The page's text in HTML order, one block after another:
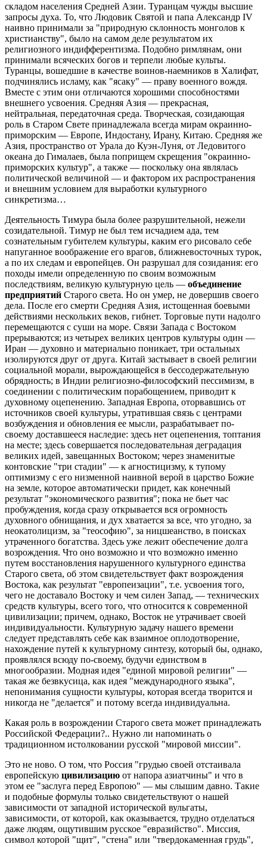
складом населения Средней Азии. Туранцам чужды высшие
запросы духа. То, что Людовик Святой и папа Александр IV
наивно принимали за "природную склонность монголов к
христианству", было на самом деле результатом их
религиозного индифферентизма. Подобно римлянам, они
принимали всяческих богов и терпели любые культы.
Туранцы, вошедшие в качестве воинов-наемников в Халифат,
подчинялись исламу, как "ясаку" — праву военного вождя.
Вместе с этим они отличаются хорошими способностями
внешнего усвоения. Средняя Азия — прекрасная,
нейтральная, передаточная среда. Творческая, созидающая
роль в Старом Свете принадлежала всегда мирам окраинно-
приморским — Европе, Индостану, Ирану, Китаю. Средняя же
Азия, пространство от Урала до Куэн-Луня, от Ледовитого
океана до Гималаев, была поприщем скрещения "окраинно-
приморских культур", а также — поскольку она являлась
политической величиной — и фактором их распространения
и внешним условием для выработки культурного
синкретизма…
Деятельность Тимура была более разрушительной, нежели
созидательной. Тимур не был тем исчадием ада, тем
сознательным губителем культуры, каким его рисовало себе
напуганное воображение его врагов, ближневосточных турок,
а по их следам и европейцев. Он разрушал для созидания: его
походы имели определенную по своим возможным
последствиям, великую культурную цель — объединение
предприятий Старого света. Но он умер, не довершив своего
дела. После его смерти Средняя Азия, истощенная боевыми
действиями нескольких веков, гибнет. Торговые пути надолго
перемещаются с суши на море. Связи Запада с Востоком
прерываются; из четырех великих центров культуры один —
Иран — духовно и материально поникает, три остальных
изолируются друг от друга. Китай застывает в своей религии
социальной морали, вырождающейся в бессодержательную
обрядность; в Индии религиозно-философский пессимизм, в
соединении с политическим порабощением, приводит к
духовному оцепенению. Западная Европа, оторвавшись от
источников своей культуры, утратившая связь с центрами
возбуждения и обновления ее мысли, разрабатывает по-
своему доставшееся наследие: здесь нет оцепенения, топтания
на месте; здесь совершается последовательная деградация
великих идей, завещанных Востоком; через знаменитые
контовские "три стадии" — к агностицизму, к тупому
оптимизму с его низменной наивной верой в царство Божие
на земле, которое автоматически придет, как конечный
результат "экономического развития"; пока не бьет час
пробуждения, когда сразу открывается вся огромность
духовного обнищания, и дух хватается за все, что угодно, за
неокатолицизм, за "теософию", за ницшеанство, в поисках
утраченного богатства. Здесь уже лежит обеспечение долга
возрождения. Что оно возможно и что возможно именно
путем восстановления нарушенного культурного единства
Старого света, об этом свидетельствует факт возрождения
Востока, как результат "европеизации", т.е. усвоения того,
чего не доставало Востоку и чем силен Запад, — технических
средств культуры, всего того, что относится к современной
цивилизации; причем, однако, Восток не утрачивает своей
индивидуальности. Культурную задачу нашего времени
следует представлять себе как взаимное оплодотворение,
нахождение путей к культурному синтезу, который бы, однако,
проявлялся всюду по-своему, будучи единством в
многообразии. Модная идея "единой мировой религии" —
такая же безвкусица, как идея "международного языка",
непонимания сущности культуры, которая всегда творится и
никогда не "делается" и потому всегда индивидуальна.
Какая роль в возрождении Старого света может принадлежать
Российской Федерации?.. Нужно ли напоминать о
традиционном истолковании русской "мировой миссии".
Это не ново. О том, что Россия "грудью своей отстаивала
европейскую цивилизацию от напора азиатчины" и что в
этом ее "заслуга перед Европою" — мы слышим давно. Такие
и подобные формулы только свидетельствуют о нашей
зависимости от западной исторической вульгаты,
зависимости, от которой, как оказывается, трудно отделаться
даже людям, ощутившим русское "евразийство". Миссия,
символ которой "щит", "стена" или "твердокаменная грудь",